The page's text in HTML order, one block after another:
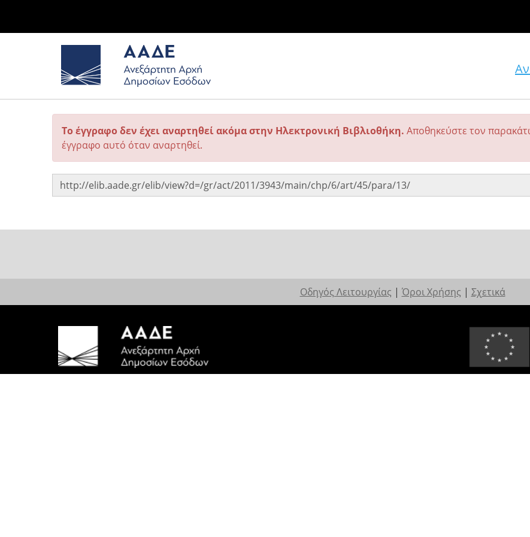
Το έγγραφο δεν έχει αναρτηθεί ακόμα στην Ηλεκτρονική Βιβλιοθήκη. Αποθηκεύστε τον
έγγραφο αυτό όταν αναρτηθεί.
Οδηγός Λειτουργίας | Όροι Χρήσης | Σχετικά